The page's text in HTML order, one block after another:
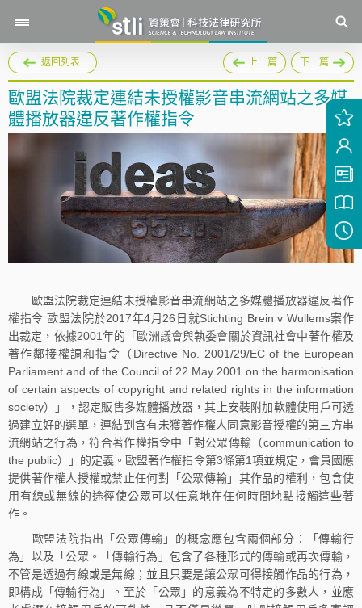
返回列表 上一篇 下一篇
歐盟法院裁定連結未授權影音串流網站之多媒
體播放器違反著作權指令
歐盟法院裁定連結未授權影音串流網站之多媒體播放器違反著作
權指令 歐盟法院於2017年4月26日就Stichting Brein v Wullems案作
出裁定，依據2001年的「歐洲議會與執委會關於資訊社會中著作權及
著作鄰接權調和指令（Directive No. 2001/29/EC of the European
Parliament and of the Council of 22 May 2001 on the harmonisation
of certain aspects of copyright and related rights in the information
society）」，認定販售多媒體播放器，其上安裝附加軟體使用戶可透
過建立好的選單，連結到含有未獲著作權人同意影音授權的第三方串
流網站之行為，符合著作權指令中「對公眾傳輸（communication to
the public）」的定義。歐盟著作權指令第3條第1項並規定，會員國應
提供著作權人授權或禁止任何對「公眾傳輸」其作品的權利，包含使
用有線或無線的途徑使公眾可以任意地在任何時間地點接觸這些著
作。
歐盟法院指出「公眾傳輸」的概念應包含兩個部分：「傳輸行
為」以及「公眾。「傳輸行為」包含了各種形式的傳輸或再次傳輸，
不管是透過有線或是無線；並且只要是讓公眾可得接觸作品的行為，
即構成「傳輸行為」。至於「公眾」的意義為不特定的多數人，並應